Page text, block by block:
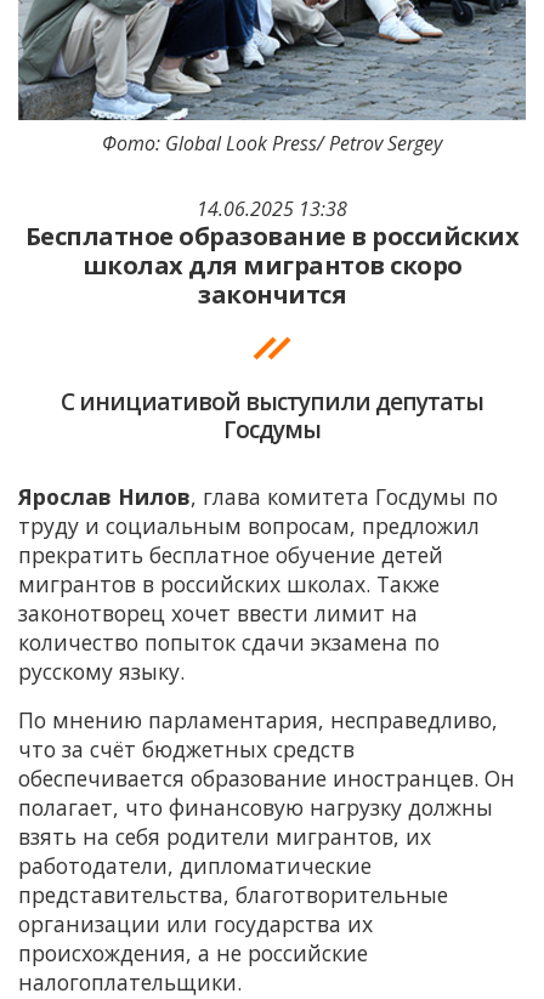
14.06.2025 13:38
Бесплатное образование в российских
школах для мигрантов скоро
закончится
С инициативой выступили депутаты
Госдумы
Фото: Global Look Press/ Petrov Sergey
Ярослав Нилов, глава комитета Госдумы по
труду и социальным вопросам, предложил
прекратить бесплатное обучение детей
мигрантов в российских школах. Также
законотворец хочет ввести лимит на
количество попыток сдачи экзамена по
русскому языку.
По мнению парламентария, несправедливо,
что за счёт бюджетных средств
обеспечивается образование иностранцев. Он
полагает, что финансовую нагрузку должны
взять на себя родители мигрантов, их
работодатели, дипломатические
представительства, благотворительные
организации или государства их
происхождения, а не российские
налогоплательщики.